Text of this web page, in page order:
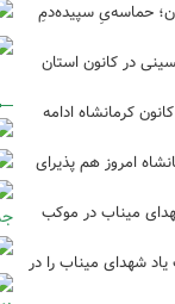
حماسه‌یِ سپیده‌دمِ
در کانون استان
کرمانشاه ادامه
امروز هم پذیرای
میناب در موکب
شهدای میناب را در